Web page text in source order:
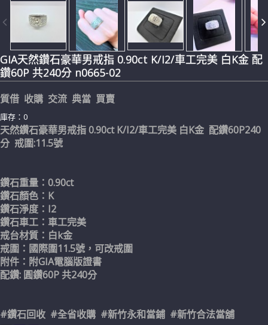
GIA天然鑽石豪華男戒指 0.90ct K/I2/車工完美 白K金 配
鑽60P 共240分 n0665-02
質借 收購 交流 典當 買賣
庫存：0
天然鑽石豪華男戒指 0.90ct K/I2/車工完美 白K金 配鑽60P240
分 戒圍:11.5號
鑽石重量：0.90ct
鑽石顏色：K
鑽石淨度：I2
鑽石車工：車工完美
戒台材質：白k金
戒圍：國際圍11.5號，可改戒圍
附件：附GIA電腦版證書
配鑽: 圓鑽60P 共240分
#鑽石回收 #全省收購 #新竹永和當鋪 #新竹合法當舖